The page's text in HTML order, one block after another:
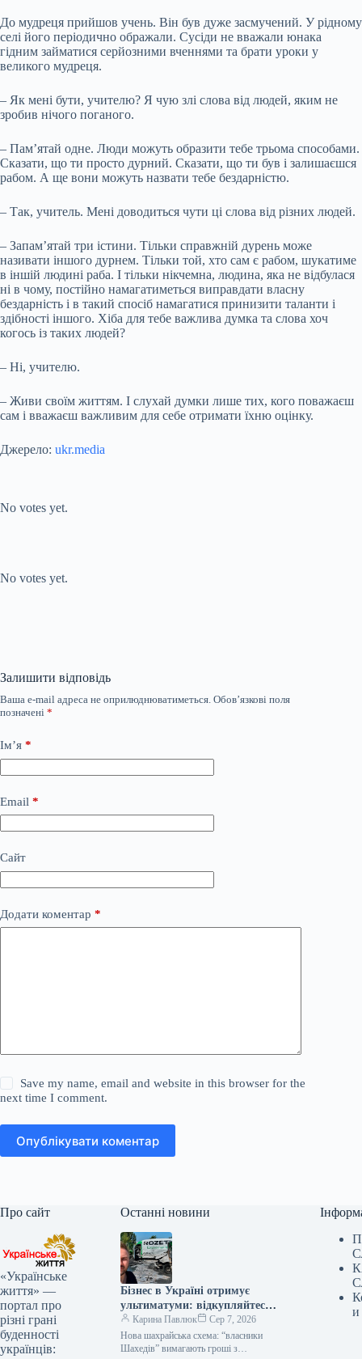
До мудреця прийшов учень. Він був дуже засмучений. У рідному
селі його періодично ображали. Сусіди не вважали юнака
гідним займатися серйозними вченнями та брати уроки у
великого мудреця.
– Як мені бути, учителю? Я чую злі слова від людей, яким не
зробив нічого поганого.
– Пам’ятай одне. Люди можуть образити тебе трьома способами.
Сказати, що ти просто дурний. Сказати, що ти був і залишаєшся
рабом. А ще вони можуть назвати тебе бездарністю.
– Так, учитель. Мені доводиться чути ці слова від різних людей.
– Запам’ятай три істини. Тільки справжній дурень може
називати іншого дурнем. Тільки той, хто сам є рабом, шукатиме
в іншій людині раба. І тільки нікчемна, людина, яка не відбулася
ні в чому, постійно намагатиметься виправдати власну
бездарність і в такий спосіб намагатися принизити таланти і
здібності іншого. Хіба для тебе важлива думка та слова хоч
когось із таких людей?
– Ні, учителю.
– Живи своїм життям. І слухай думки лише тих, кого поважаєш
сам і вважаєш важливим для себе отримати їхню оцінку.
Джерело: ukr.media
No votes yet.
No votes yet.
Залишити відповідь
Ваша e-mail адреса не оприлюднюватиметься. Обов’язкові поля
позначені *
Ім’я *
Email *
Сайт
Додати коментар *
Save my name, email and website in this browser for the
next time I comment.
Опублікувати коментар
Про сайт
«Українське
життя» —
портал про
різні грані
буденності
українців:
Останні новини
Бізнес в Україні отримує
ультиматуми: відкупляйтеся
від атак або втратите все
Карина Павлюк
Сер 7, 2026
Нова шахрайська схема: “власники
Шахедів” вимагають гроші з
и